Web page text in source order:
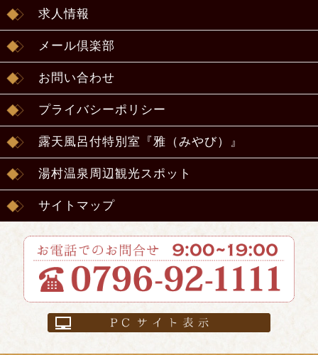
求人情報
メール倶楽部
お問い合わせ
プライバシーポリシー
露天風呂付特別室『雅（みやび）』
湯村温泉周辺観光スポット
サイトマップ